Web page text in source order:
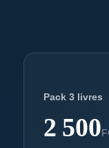
Pack 3 livres
2 500